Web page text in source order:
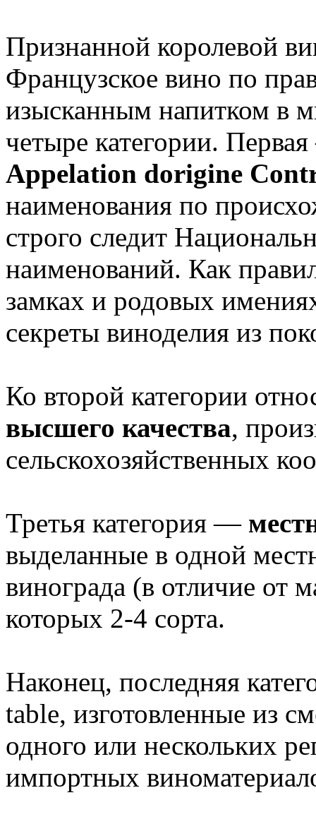
Признанной королевой
Французское вино по
изысканным напитком в
четыре категории.
Appelation dorigine
наименования по
строго следит
наименований. Как
замках и родовых
секреты виноделия из
Ко второй категории
высшего качества,
сельскохозяйственных
Третья категория —
выделанные в одной
винограда (в отличие
которых 2-4 сорта.
Наконец, последняя
table, изготовленные из
одного или нескольких
импортных